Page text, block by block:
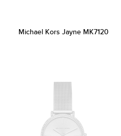
Michael Kors Jayne MK7120